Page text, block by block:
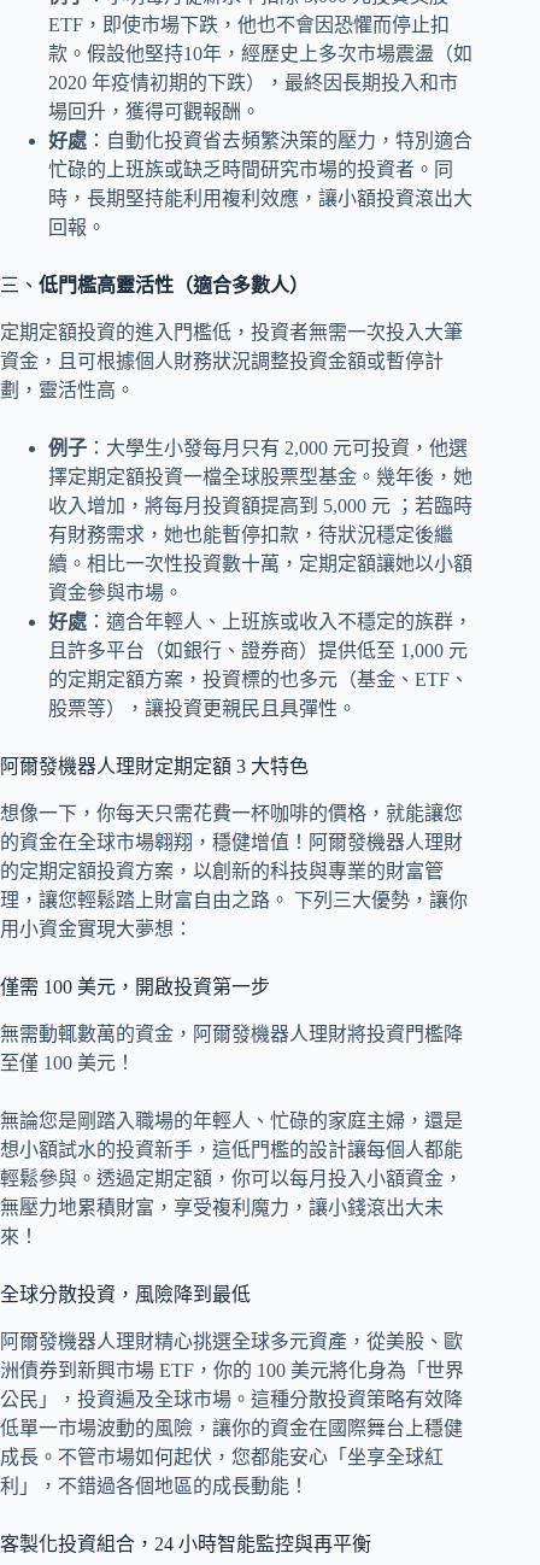
ETF，即使市場下跌，他也不會因恐懼而停止扣
款。假設他堅持10年，經歷史上多次市場震盪（如
2020 年疫情初期的下跌），最終因長期投入和市
場回升，獲得可觀報酬。
好處 ：自動化投資省去頻繁決策的壓力，特別適合
忙碌的上班族或缺乏時間研究市場的投資者。同
時，長期堅持能利用複利效應，讓小額投資滾出大
回報。
三、 低門檻高靈活性（適合多數人）
定期定額投資的進入門檻低，投資者無需一次投入大筆
資金，且可根據個人財務狀況調整投資金額或暫停計
劃，靈活性高。
例子 ：大學生小發每月只有 2,000 元可投資，他選
擇定期定額投資一檔全球股票型基金。幾年後，她
收入增加，將每月投資額提高到 5,000 元 ；若臨時
有財務需求，她也能暫停扣款，待狀況穩定後繼
續。相比一次性投資數十萬，定期定額讓她以小額
資金參與市場。
好處 ：適合年輕人、上班族或收入不穩定的族群，
且許多平台（如銀行、證券商）提供低至 1,000 元
的定期定額方案，投資標的也多元（基金、ETF、
股票等），讓投資更親民且具彈性。
阿爾發機器人理財定期定額 3 大特色
想像一下，你每天只需花費一杯咖啡的價格，就能讓您
的資金在全球市場翱翔，穩健增值！阿爾發機器人理財
的定期定額投資方案，以創新的科技與專業的財富管
理，讓您輕鬆踏上財富自由之路。 下列三大優勢，讓你
用小資金實現大夢想：
僅需 100 美元，開啟投資第一步
無需動輒數萬的資金，阿爾發機器人理財將投資門檻降
至僅 100 美元！
無論您是剛踏入職場的年輕人、忙碌的家庭主婦，還是
想小額試水的投資新手，這低門檻的設計讓每個人都能
輕鬆參與。透過定期定額，你可以每月投入小額資金，
無壓力地累積財富，享受複利魔力，讓小錢滾出大未
來！
全球分散投資，風險降到最低
阿爾發機器人理財精心挑選全球多元資產，從美股、歐
洲債券到新興市場 ETF，你的 100 美元將化身為「世界
公民」，投資遍及全球市場。這種分散投資策略有效降
低單一市場波動的風險，讓你的資金在國際舞台上穩健
成長。不管市場如何起伏，您都能安心「坐享全球紅
利」，不錯過各個地區的成長動能！
客製化投資組合，24 小時智能監控與再平衡